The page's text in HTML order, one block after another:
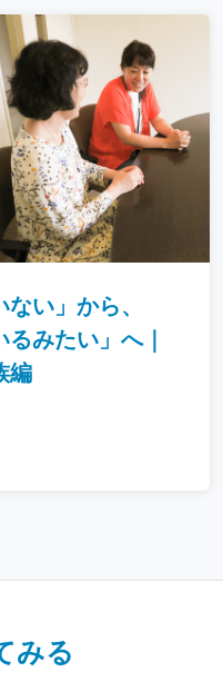
い」から、
るみたい」へ｜
編
みる